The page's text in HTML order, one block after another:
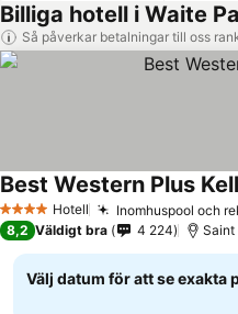
Billiga hotell i Waite
Så påverkar betalningar till oss
4 StjärnorHotell Inomhuspool och
Best Western Plus
8,2 Väldigt bra 4 224 Saint
Välj datum för att se exakta